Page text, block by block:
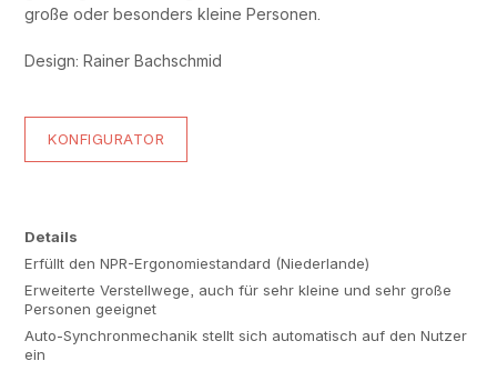
große oder besonders kleine Personen.
Design: Rainer Bachschmid
KONFIGURATOR
Details
Erfüllt den NPR-Ergonomiestandard (Niederlande)
Erweiterte Verstellwege, auch für sehr kleine und sehr große
Personen geeignet
Auto-Synchronmechanik stellt sich automatisch auf den Nutzer
ein